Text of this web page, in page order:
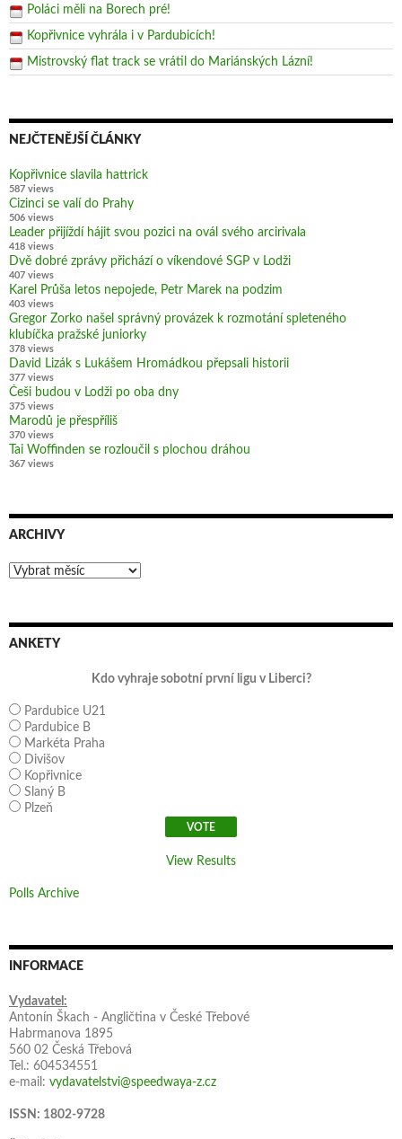
Poláci měli na Borech pré!
Kopřivnice vyhrála i v Pardubicích!
Mistrovský flat track se vrátil do Mariánských Lázní!
NEJČTENĚJŠÍ ČLÁNKY
Kopřivnice slavila hattrick
587 views
Cizinci se valí do Prahy
506 views
Leader přijíždí hájit svou pozici na ovál svého arcirivala
418 views
Dvě dobré zprávy přichází o víkendové SGP v Lodži
407 views
Karel Průša letos nepojede, Petr Marek na podzim
403 views
Gregor Zorko našel správný provázek k rozmotání spleteného
klubíčka pražské juniorky
378 views
David Lizák s Lukášem Hromádkou přepsali historii
377 views
Češi budou v Lodži po oba dny
375 views
Marodů je přespříliš
370 views
Tai Woffinden se rozloučil s plochou dráhou
367 views
ARCHIVY
Archivy
ANKETY
Kdo vyhraje sobotní první ligu v Liberci?
Pardubice U21
Pardubice B
Markéta Praha
Divišov
Kopřivnice
Slaný B
Plzeň
View Results
Polls Archive
INFORMACE
Vydavatel:
Antonín Škach - Angličtina v České Třebové
Habrmanova 1895
560 02 Česká Třebová
Tel.: 604534551
e-mail: vydavatelstvi@speedwaya-z.cz
ISSN: 1802-9728